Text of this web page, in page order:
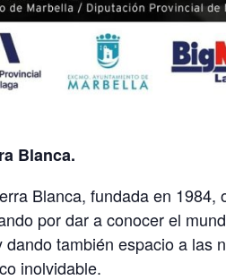
Blanca.
Blanca, fundada en 1984,
por dar a conocer el
también espacio a las
inolvidable.